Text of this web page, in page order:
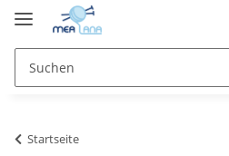
Startseite